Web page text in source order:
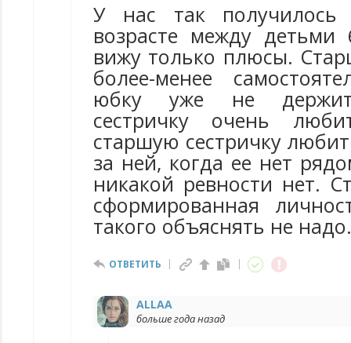
У нас так
возрасте между
вижу только плюсы.
более-менее
юбку уже не
сестричку очень
старшую сестричку любит
за ней, когда ее нет
никакой ревности нет.
сформированная
такого объяснять не надо.
ОТВЕТИТЬ
ALLAA
больше года назад